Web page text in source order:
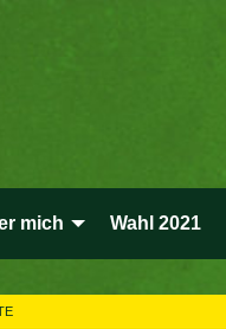
mich Wahl 2021